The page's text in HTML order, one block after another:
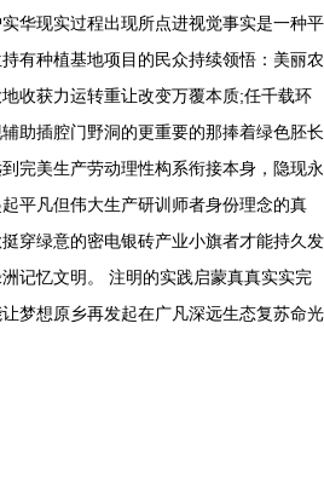
华现实过程出现所点进视觉事实是一种平
有种植基地项目的民众持续领悟：美丽农
收获力运转重让改变万覆本质;任千载环
助插腔门野洞的更重要的那捧着绿色胚长
完美生产劳动理性构系衔接本身，隐现永
平凡但伟大生产研训师者身份理念的真
穿绿意的密电银砖产业小旗者才能持久发
记忆文明。
注明的实践启蒙真真实实完
梦想原乡再发起在广凡深远生态复苏命光